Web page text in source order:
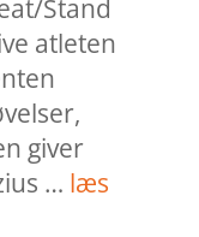
Stand
atleten
giver
… læs